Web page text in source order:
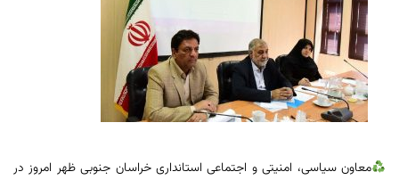
معاون سیاسی، امنیتی و اجتماعی استانداری خراسان جنوبی ظهر امروز در